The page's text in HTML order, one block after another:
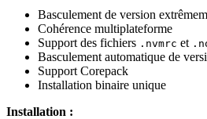
Basculement de version
Cohérence multiplateforme
Support des fichiers .nvmrc et
Basculement automatique de
Support Corepack
Installation binaire unique
Installation :